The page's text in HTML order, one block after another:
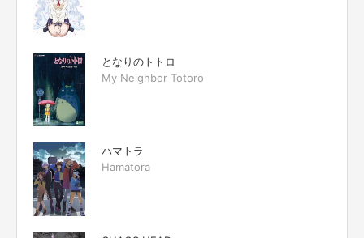
となりのトトロ
My Neighbor Totoro
ハマトラ
Hamatora